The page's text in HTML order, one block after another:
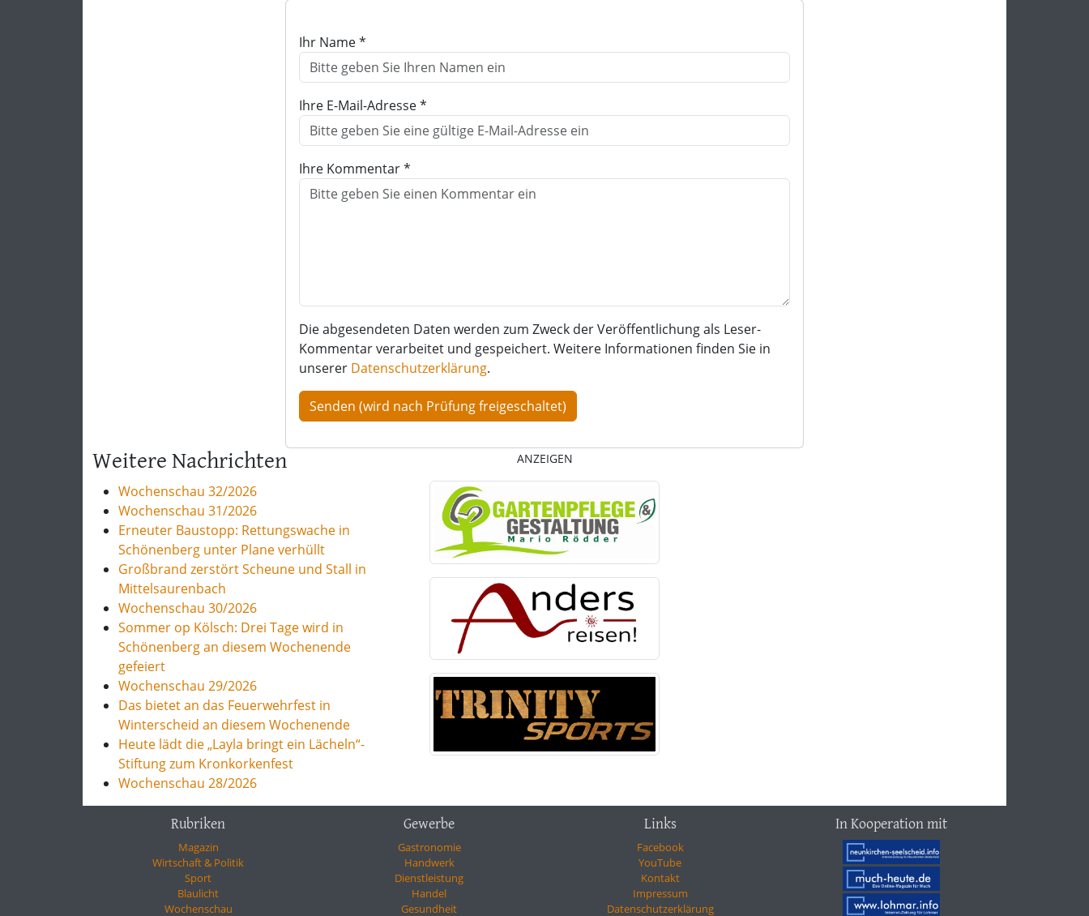
Ihr Name *
Ihre E-Mail-Adresse *
Ihre Kommentar *
Die abgesendeten Daten werden zum Zweck der Veröffentlichung als Leser-
Kommentar verarbeitet und gespeichert. Weitere Informationen finden Sie in
unserer Datenschutzerklärung.
Weitere Nachrichten
Wochenschau 32/2026
Wochenschau 31/2026
Erneuter Baustopp: Rettungswache in
Schönenberg unter Plane verhüllt
Großbrand zerstört Scheune und Stall in
Mittelsaurenbach
Wochenschau 30/2026
Sommer op Kölsch: Drei Tage wird in
Schönenberg an diesem Wochenende
gefeiert
Wochenschau 29/2026
Das bietet an das Feuerwehrfest in
Winterscheid an diesem Wochenende
Heute lädt die „Layla bringt ein Lächeln“-
Stiftung zum Kronkorkenfest
Wochenschau 28/2026
ANZEIGEN
Rubriken
Magazin
Wirtschaft & Politik
Sport
Blaulicht
Wochenschau
Gewerbe
Gastronomie
Handwerk
Dienstleistung
Handel
Gesundheit
Links
Facebook
YouTube
Kontakt
Impressum
Datenschutzerklärung
In Kooperation mit